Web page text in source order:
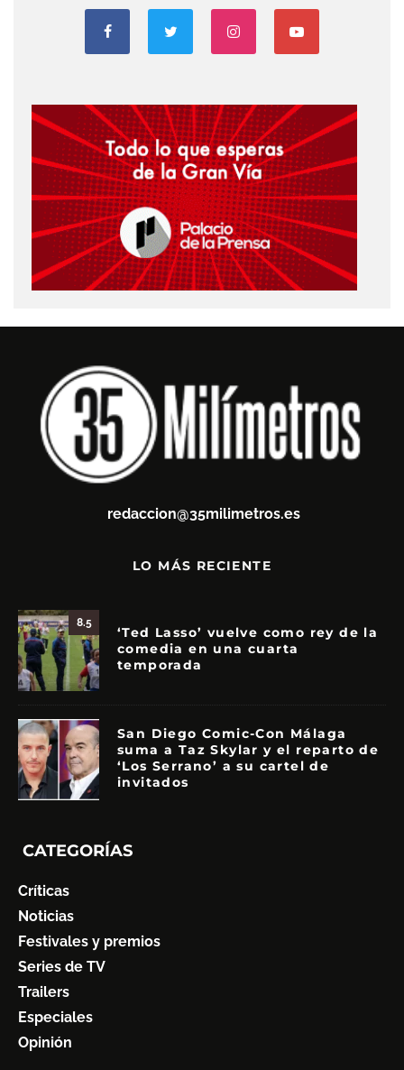
redaccion@35milimetros.es
LO MÁS RECIENTE
8.5
‘Ted Lasso’ vuelve como rey de la
comedia en una cuarta
temporada
San Diego Comic-Con Málaga
suma a Taz Skylar y el reparto de
‘Los Serrano’ a su cartel de
invitados
CATEGORÍAS
Críticas
Noticias
Festivales y premios
Series de TV
Trailers
Especiales
Opinión